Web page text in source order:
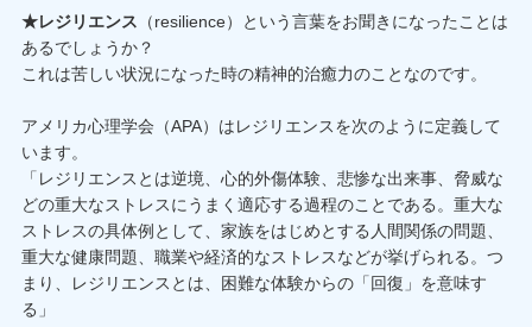
★レジリエンス （resilience）という言葉をお聞きになったことは
あるでしょうか？
これは苦しい状況になった時の精神的治癒力のことなのです。
アメリカ心理学会（APA）はレジリエンスを次のように定義して
います。
「レジリエンスとは逆境、心的外傷体験、悲惨な出来事、脅威な
どの重大なストレスにうまく適応する過程のことである。重大な
ストレスの具体例として、家族をはじめとする人間関係の問題、
重大な健康問題、職業や経済的なストレスなどが挙げられる。つ
まり、レジリエンスとは、困難な体験からの「回復」を意味す
る」